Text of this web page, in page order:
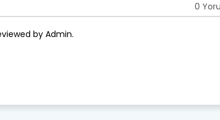
0
by Admin.